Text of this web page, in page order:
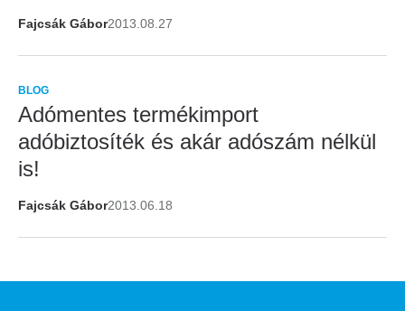
Fajcsák Gábor2013.08.27
BLOG
Adómentes termékimport
adóbiztosíték és akár adószám nélkül
is!
Fajcsák Gábor2013.06.18